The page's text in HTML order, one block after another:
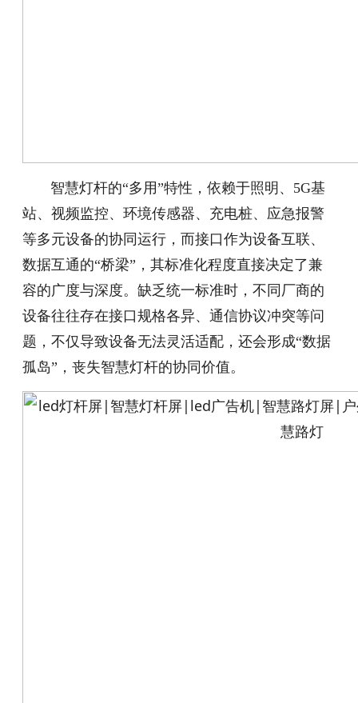
智慧灯杆的“多用”特性，依赖于照明、5G基
站、视频监控、环境传感器、充电桩、应急报警
等多元设备的协同运行，而接口作为设备互联、
数据互通的“桥梁”，其标准化程度直接决定了兼
容的广度与深度。缺乏统一标准时，不同厂商的
设备往往存在接口规格各异、通信协议冲突等问
题，不仅导致设备无法灵活适配，还会形成“数据
孤岛”，丧失智慧灯杆的协同价值。